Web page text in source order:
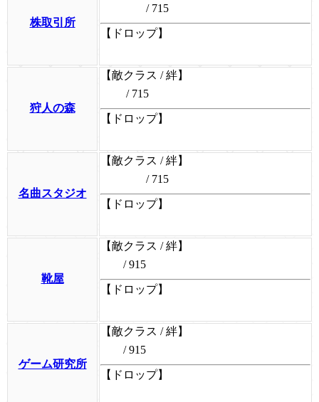
株取引所
/ 715
【ドロップ】
狩人の森
【敵クラス / 絆】
/ 715
【ドロップ】
名曲スタジオ
【敵クラス / 絆】
/ 715
【ドロップ】
靴屋
【敵クラス / 絆】
/ 915
【ドロップ】
ゲーム研究所
【敵クラス / 絆】
/ 915
【ドロップ】